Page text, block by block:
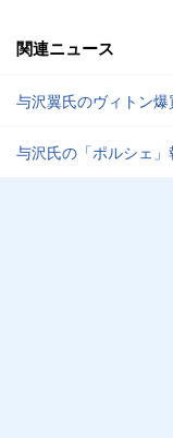
関連ニュース
与沢翼氏のヴィトン
与沢氏の「ポルシェ